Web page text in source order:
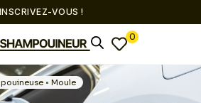
VOUS !
0
• Moule